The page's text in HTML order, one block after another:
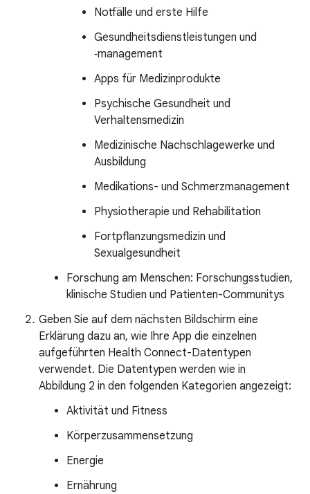
Notfälle und erste Hilfe
Gesundheitsdienstleistungen und
‑management
Apps für Medizinprodukte
Psychische Gesundheit und
Verhaltensmedizin
Medizinische Nachschlagewerke und
Ausbildung
Medikations- und Schmerzmanagement
Physiotherapie und Rehabilitation
Fortpflanzungsmedizin und
Sexualgesundheit
Forschung am Menschen: Forschungsstudien,
klinische Studien und Patienten-Communitys
Geben Sie auf dem nächsten Bildschirm eine
Erklärung dazu an, wie Ihre App die einzelnen
aufgeführten Health Connect-Datentypen
verwendet. Die Datentypen werden wie in
Abbildung 2 in den folgenden Kategorien angezeigt:
Aktivität und Fitness
Körperzusammensetzung
Energie
Ernährung